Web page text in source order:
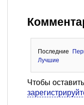
Последние
Лучшие
Чтобы